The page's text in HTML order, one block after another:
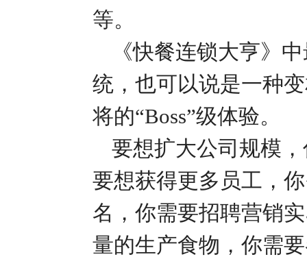
等。
《快餐连锁大亨》
统，也可以说是一种
将的“Boss”级体验。
要想扩大公司规模
要想获得更多员工，
名，你需要招聘营销
量的生产食物，你需